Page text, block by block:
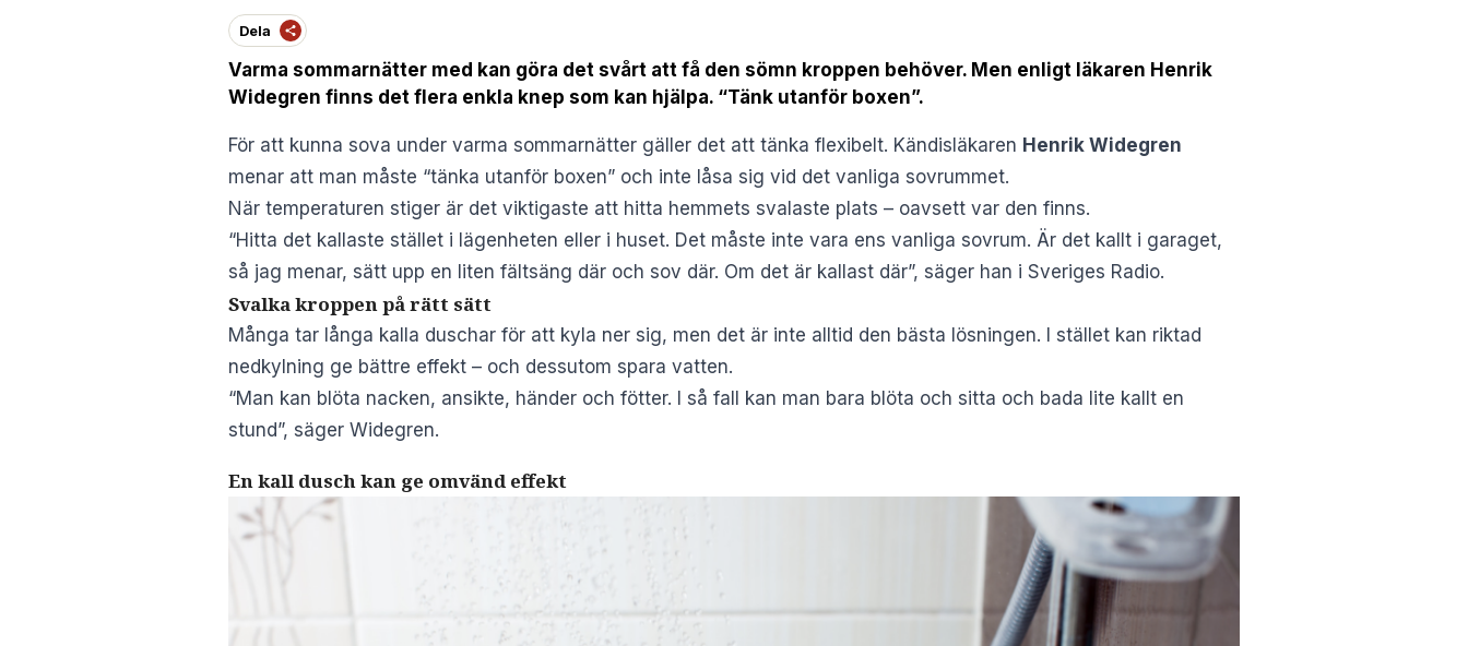
Dela
Varma sommarnätter med kan göra det svårt att få den sömn kroppen behöver. Men enligt läkaren Henrik
Widegren finns det flera enkla knep som kan hjälpa. “Tänk utanför boxen”.
För att kunna sova under varma sommarnätter gäller det att tänka flexibelt. Kändisläkaren Henrik Widegren
menar att man måste “tänka utanför boxen” och inte låsa sig vid det vanliga sovrummet.
När temperaturen stiger är det viktigaste att hitta hemmets svalaste plats – oavsett var den finns.
“Hitta det kallaste stället i lägenheten eller i huset. Det måste inte vara ens vanliga sovrum. Är det kallt i garaget,
så jag menar, sätt upp en liten fältsäng där och sov där. Om det är kallast där”, säger han i Sveriges Radio.
Svalka kroppen på rätt sätt
Många tar långa kalla duschar för att kyla ner sig, men det är inte alltid den bästa lösningen. I stället kan riktad
nedkylning ge bättre effekt – och dessutom spara vatten.
“Man kan blöta nacken, ansikte, händer och fötter. I så fall kan man bara blöta och sitta och bada lite kallt en
stund”, säger Widegren.
En kall dusch kan ge omvänd effekt